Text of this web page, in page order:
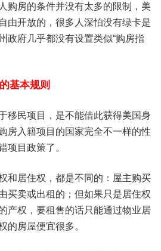
购房的条件并没有太多的限制，美
由开放的，很多人深怕没有绿卡是
政府几乎都没有设置类似“购房指
基本规则
移民项目，是不能借此获得美国身
房入籍项目的国家完全不一样的性
项目政策了。
和居住权，都是不同的：屋主购买
买卖或出租的；但如果只是居住权
产权，要租售的话只能通过物业居
的房屋便宜很多。